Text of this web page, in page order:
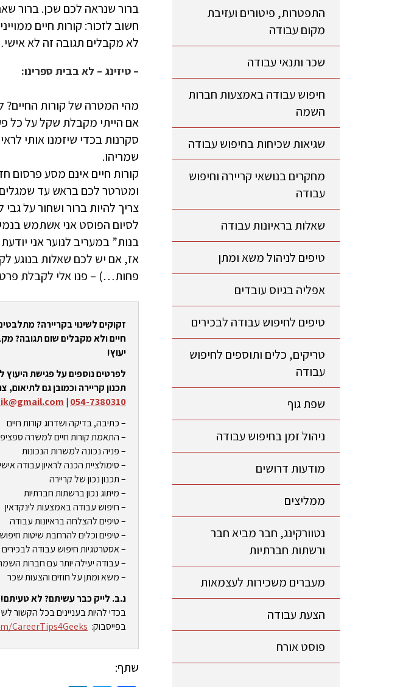
ברור שנראה לכם שכן. ברור
חשוב לזכור: קורות חיים
לא מקבלים תגובה זה לא
– טיזינג – לא בבית ספרינו:
מהי המטרה של קורות החיים?
אם הייתי מקבלת שקל על כל
סקרנות בכדי שיזמנו אותי
שמריהו.
קורות חיים אינם מסע
ומטרטר לכם בראש עד
צריך להיות ברור ושחור על גבי
לסיום הפוסט אני אשתמש
בנות” במעריב לנוער אני
אז, אם יש לכם שאלות בנוגע
פחות…) – פנו אלי לקבלת
זקוקים לשינוי בקריירה?
חיים ולא מקבלים שום תגובה?
יעוץ!
לפרטים נוספים על פגישת היעוץ
תכנון קריירה וכמובן גם לתיאום,
054-7380310
|
– כתיבה, בדיקה ושדרוג קורות חיים
– התאמת קורות חיים למשרה
– פניה נכונה למשרות הנכונות
– סימולציית הכנה לראיון עבודה
– תכנון נכון של קריירה
– מיתוג נכון ברשתות חברתיות
– חיפוש עבודה באמצעות לינקדאין
– טיפים להצלחה בראיונות עבודה
– טיפים וכלים להרחבת שיטות
– אסטרטגיות חיפוש עבודה לבכירים
– עבודה יעילה יותר עם חברות
– משא ומתן על חוזים והצעות שכר
נ.ב. לייק כבר עשיתם? לא טעיתם!
בכדי להיות בעניינים בכל הקשור
בפייסבוק: CareerTips4Geeks
שתף:
התפטרות, פיטורים ועזיבת
מקום עבודה
שכר ותנאי עבודה
חיפוש עבודה באמצעות חברות
השמה
שגיאות שכיחות בחיפוש עבודה
מחקרים בנושאי קריירה וחיפוש
עבודה
שאלות בראיונות עבודה
טיפים לניהול משא ומתן
אפליה בגיוס עובדים
טיפים לחיפוש עבודה לבכירים
טריקים, כלים ותוספים לחיפוש
עבודה
שפת גוף
ניהול זמן בחיפוש עבודה
מודעות דרושים
ממליצים
נטוורקינג, חבר מביא חבר
ורשתות חברתיות
מעברים משכירות לעצמאות
הצעת עבודה
פוסט אורח